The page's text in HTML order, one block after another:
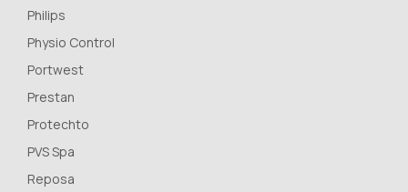
Philips
Physio Control
Portwest
Prestan
Protechto
PVS Spa
Reposa